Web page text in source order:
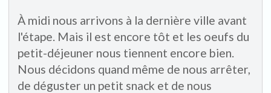
À midi nous arrivons à la dernière ville avant
l'étape. Mais il est encore tôt et les oeufs du
petit-déjeuner nous tiennent encore bien.
Nous décidons quand même de nous arrêter,
de déguster un petit snack et de nous